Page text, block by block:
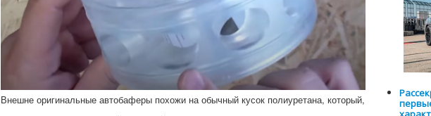
Внешне оригинальные автобаферы похожи на обычный кусок полиуретана, который,